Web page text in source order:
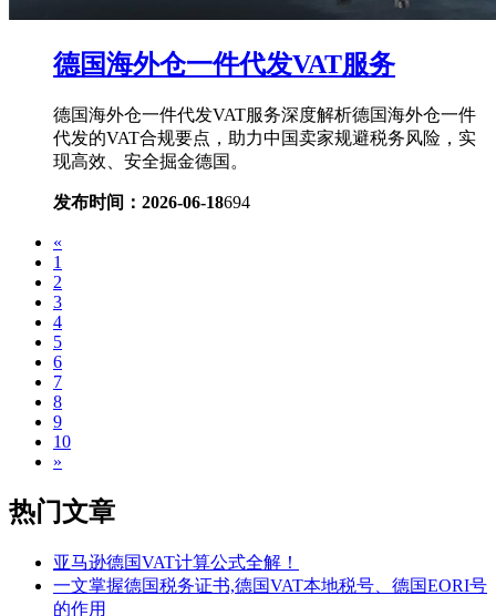
德国海外仓一件代发VAT服务
德国海外仓一件代发VAT服务深度解析德国海外仓一件
代发的VAT合规要点，助力中国卖家规避税务风险，实
现高效、安全掘金德国。
发布时间：2026-06-18694
«
1
2
3
4
5
6
7
8
9
10
»
热门文章
亚马逊德国VAT计算公式全解！
一文掌握德国税务证书,德国VAT本地税号、德国EORI号
的作用